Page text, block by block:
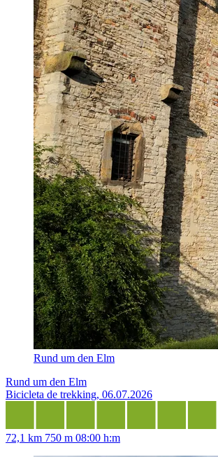
Rund um den Elm
Rund um den Elm
Bicicleta de trekking, 06.07.2026
72,1 km 750 m 08:00 h:m